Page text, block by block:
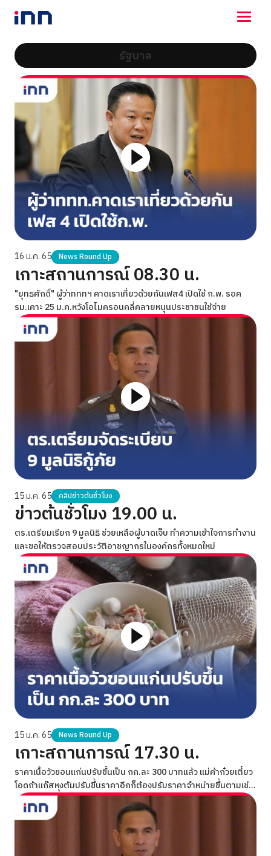
NEWS
ENTERTAINMENT
LIFESTYLE
HOROSCOPE
LOTTERY
VIDEO
ร่วมด้วยช่วยกัน
รัฐบาล
16 ม.ค. 65 News Round Up
เกาะสถานการณ์ 08.30 น.
"ยุทธศักดิ์" ผู้ว่าทททฯ คาดเราเที่ยวด้วยกันเฟส4 เปิดใช้ ก.พ. รอค
รม.เคาะ 25 ม.ค.หวังโอไมครอนคลี่คลายหนุนประชาชนใช้จ่าย
15 ม.ค. 65 คลิปข่าวต้นชั่วโมง
ข่าวต้นชั่วโมง 19.00 น.
ตร.เตรียมเรียก 9 มูลนิธิ ช่วยเหลือผู้บาดเจ็บ ทำความเข้าใจการทำงาน
และขอให้ตรวจสอบประวัติอาชญากรในองค์กรทั้งหมดใหม่
15 ม.ค. 65 News Round Up
เกาะสถานการณ์ 17.30 น.
ราคาเนื้อวัวขอนแก่นปรับขึ้นเป็น กก.ละ 300 บาทแล้ว แม่ค้าก๋วยเตี๋ยว
โอดถ้าแก๊สหุงต้มปรับขึ้นราคาอีกก็ต้องปรับราคาจำหน่ายขึ้นตามเช่น
กัน